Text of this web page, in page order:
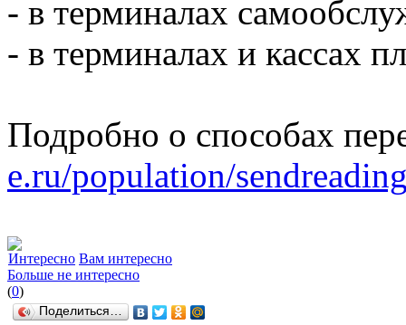
- в терминалах
- в терминалах и кассах
Подробно о способах
e.ru/population/
Интересно Вам интересно
Больше не интересно
(0)
Поделиться…